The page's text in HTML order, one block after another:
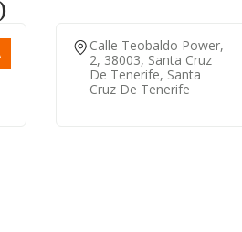
Calle Teobaldo Power,
2, 38003, Santa Cruz
De Tenerife, Santa
Cruz De Tenerife